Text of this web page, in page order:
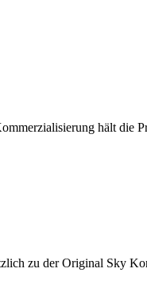
hält die
zu der Original Sky